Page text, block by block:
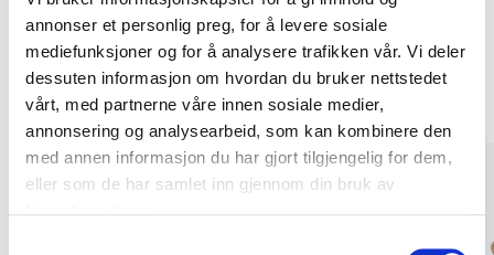
annonser et personlig preg, for å levere sosiale
mediefunksjoner og for å analysere trafikken vår. Vi deler
dessuten informasjon om hvordan du bruker nettstedet
vårt, med partnerne våre innen sosiale medier,
annonsering og analysearbeid, som kan kombinere den
med annen informasjon du har gjort tilgjengelig for dem,
eller som de har samlet inn gjennom din bruk av
Andre kunder har også kjøpt